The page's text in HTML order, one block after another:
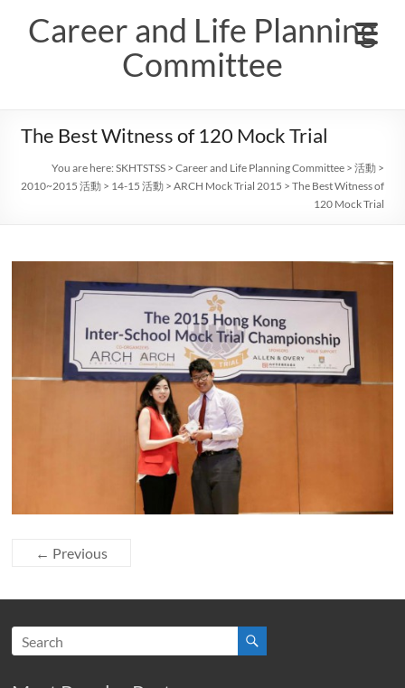
contentCareer and Life Planning
Committee
The Best Witness of 120 Mock Trial
You are here:SKHTSTSS >Career and Life Planning Committee >活動 >
2010~2015 活動 > 14-15 活動 >ARCH Mock Trial 2015 >The Best Witness of
120 Mock Trial
← Previous